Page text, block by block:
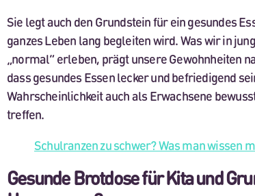
Sie legt auch den Grundstein für ein gesundes
ganzes Leben lang begleiten wird. Was wir in
„normal“ erleben, prägt unsere Gewohnheiten
dass gesundes Essen lecker und befriedigend
Wahrscheinlichkeit auch als Erwachsene
treffen.
Schulranzen zu schwer? Was man wissen
Gesunde Brotdose für Kita und